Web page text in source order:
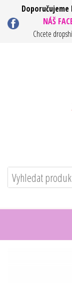
Přeskočit
na
NÁŠ
Chcete
To jsou